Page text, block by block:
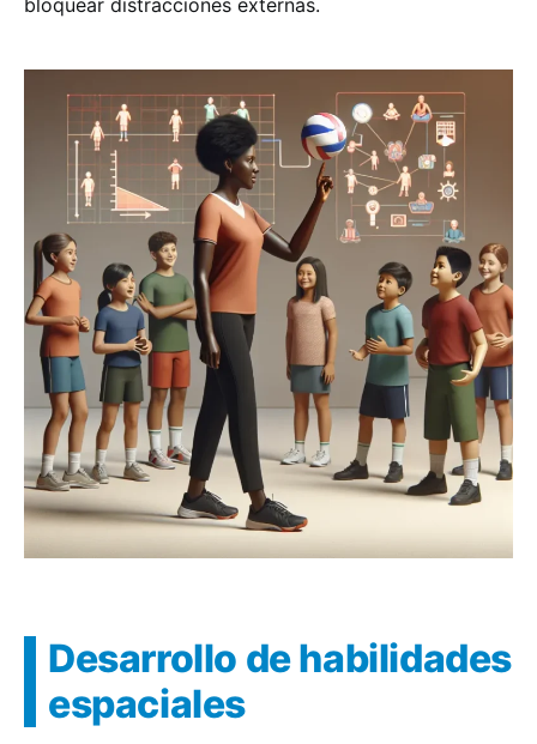
bloquear distracciones externas.
Desarrollo de habilidades
espaciales